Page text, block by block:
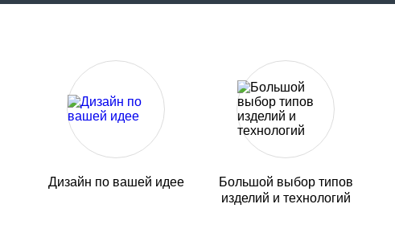
Дизайн по вашей идее
Большой выбор типов
изделий и технологий